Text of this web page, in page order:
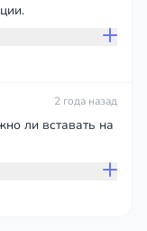
комментарий
2 года назад
ли вставать на